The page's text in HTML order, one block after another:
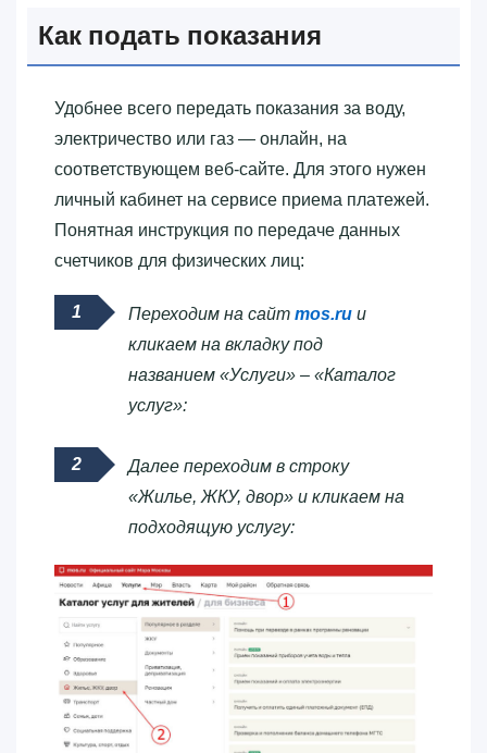
Как подать показания
Удобнее всего передать показания за воду,
электричество или газ — онлайн, на
соответствующем веб-сайте. Для этого нужен
личный кабинет на сервисе приема платежей.
Понятная инструкция по передаче данных
счетчиков для физических лиц:
Переходим на сайт mos.ru и
кликаем на вкладку под
названием «Услуги» – «Каталог
услуг»:
Далее переходим в строку
«Жилье, ЖКУ, двор» и кликаем на
подходящую услугу: